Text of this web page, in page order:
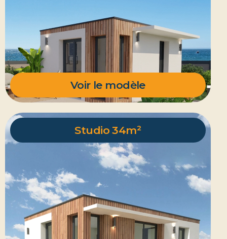
Voir le modèle
Studio 34m²